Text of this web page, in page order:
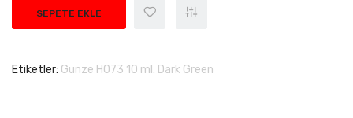
SEPETE EKLE
Etiketler: Gunze H073 10 ml. Dark Green